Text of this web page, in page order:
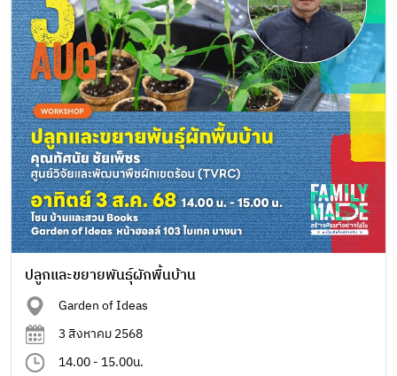
ปลูกและขยายพันธุ์ผักพื้นบ้าน
Garden of Ideas
3 สิงหาคม 2568
14.00 - 15.00น.